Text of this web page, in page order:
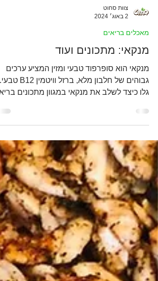
2 באוג׳ 2024
מאכלים בריאים
מנקאי: מתכונים ועוד
מנקאי הוא סופרפוד טבעי ומזין המציע ערכים
גלו כיצד לשלב את מנקאי במגוון מתכונים
וקלים לשימ